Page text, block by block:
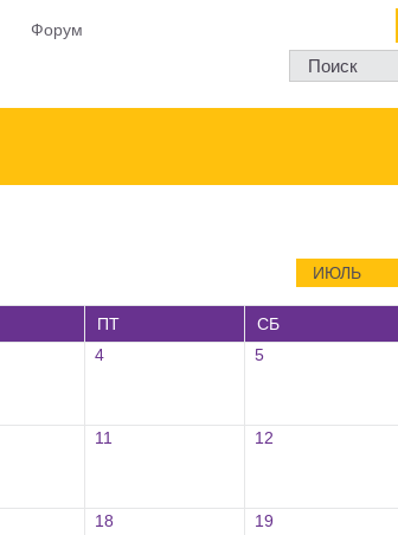
Форум
ПТ СБ
4 5
11 12
18 19